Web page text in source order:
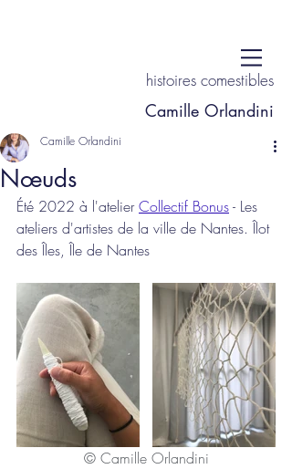
histoires comestibles
Camille Orlandini
Nœuds
Camille Orlandini
Été 2022 à l'atelier Collectif Bonus - Les
ateliers d'artistes de la ville de Nantes. Îlot
des Îles, Île de Nantes
© Camille Orlandini